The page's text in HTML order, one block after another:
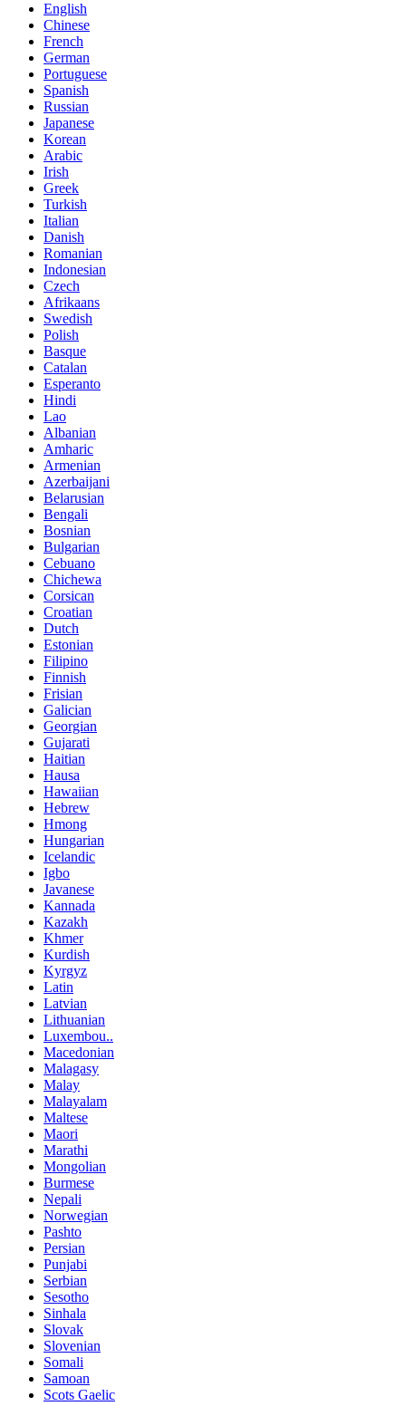
English
Chinese
French
German
Portuguese
Spanish
Russian
Japanese
Korean
Arabic
Irish
Greek
Turkish
Italian
Danish
Romanian
Indonesian
Czech
Afrikaans
Swedish
Polish
Basque
Catalan
Esperanto
Hindi
Lao
Albanian
Amharic
Armenian
Azerbaijani
Belarusian
Bengali
Bosnian
Bulgarian
Cebuano
Chichewa
Corsican
Croatian
Dutch
Estonian
Filipino
Finnish
Frisian
Galician
Georgian
Gujarati
Haitian
Hausa
Hawaiian
Hebrew
Hmong
Hungarian
Icelandic
Igbo
Javanese
Kannada
Kazakh
Khmer
Kurdish
Kyrgyz
Latin
Latvian
Lithuanian
Luxembou..
Macedonian
Malagasy
Malay
Malayalam
Maltese
Maori
Marathi
Mongolian
Burmese
Nepali
Norwegian
Pashto
Persian
Punjabi
Serbian
Sesotho
Sinhala
Slovak
Slovenian
Somali
Samoan
Scots Gaelic